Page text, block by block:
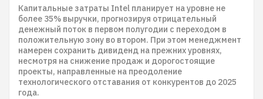
Капитальные затраты Intel планирует на уровне не
более 35% выручки, прогнозируя отрицательный
денежный поток в первом полугодии с переходом в
положительную зону во втором. При этом менеджмент
намерен сохранить дивиденд на прежних уровнях,
несмотря на снижение продаж и дорогостоящие
проекты, направленные на преодоление
технологического отставания от конкурентов до 2025
года.